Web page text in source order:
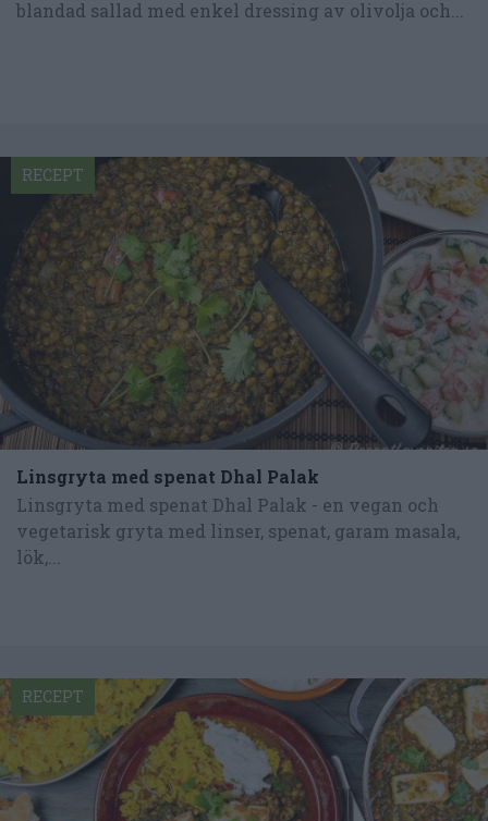
blandad sallad med enkel dressing av olivolja och...
Linsgryta med spenat Dhal Palak
Linsgryta med spenat Dhal Palak - en vegan och
vegetarisk gryta med linser, spenat, garam masala,
lök,...
RECEPT
RECEPT